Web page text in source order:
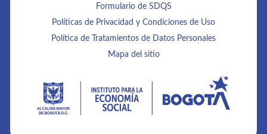
Formulario de SDQS
Políticas de Privacidad y Condiciones de Uso
Política de Tratamientos de Datos Personales
Mapa del sitio